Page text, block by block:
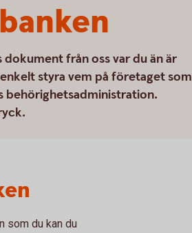
från oss var du än är
styra vem på företaget som
behörighetsadministration.
som du kan du